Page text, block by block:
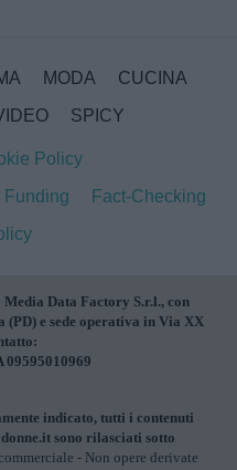
MODA
CUCINA
SPICY
Policy
Funding
Fact-Checking
Data Factory S.r.l., con
(PD) e sede operativa in Via XX
09595010969
indicato, tutti i contenuti
sono rilasciati sotto
- Non opere derivate